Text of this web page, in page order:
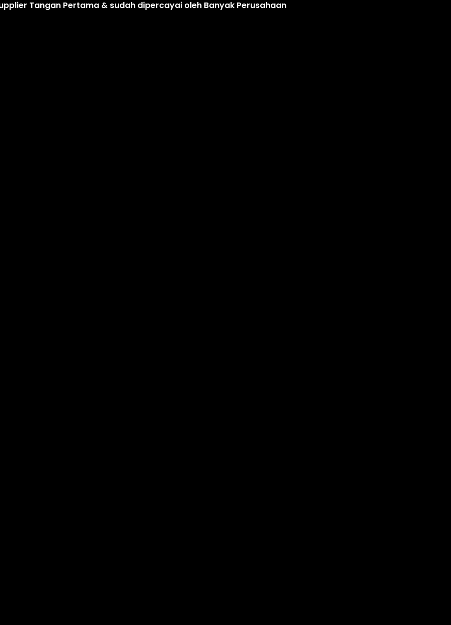
Tangan Pertama & sudah dipercayai oleh Banyak Perusahaan